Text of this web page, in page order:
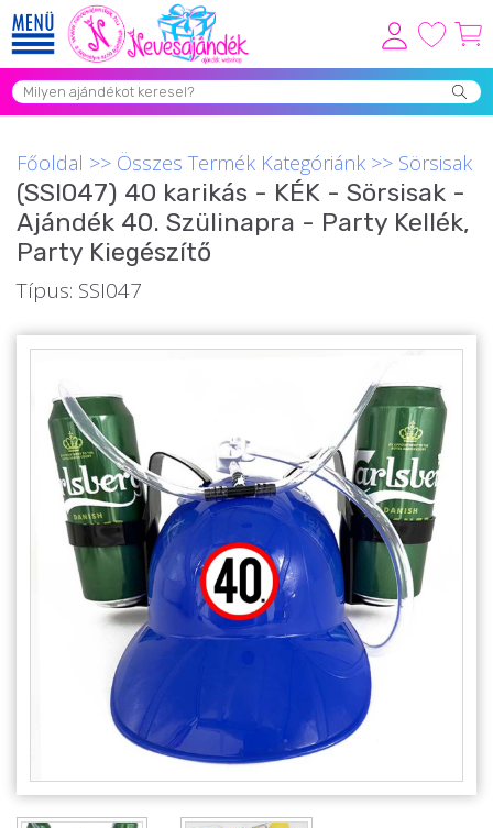
Viszonteladóknak
Grill Party Kellékek ❤️
Egyedi Ajándékok Rendelés
Összes Ajándék Kategória ⭐
Vicces Pólók
Szerelmes Ajándékok ❤
Budapest Ajándéktárgyak
Szülinapi ajándékok
Alkalmakra
Ajándék Ötletek Férfiaknak
Ajándék Nőknek
Ajándék Gyerekeknek
Családtagoknak
Barátnak/Barátnőnek
Névnapi ajándékok
Főoldal >> Összes Termék Kategóriánk >> Sörsisak
(SSI047) 40 karikás - KÉK - Sörsisak -
Ajándék 40. Szülinapra - Party Kellék,
Party Kiegészítő
Típus: SSI047